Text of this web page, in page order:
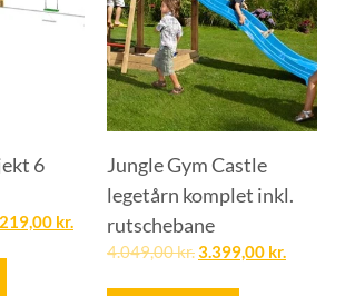
6
kr.
Jungle Gym Castle
legetårn komplet inkl.
rutschebane
4.049,00kr.3.399,00 kr.